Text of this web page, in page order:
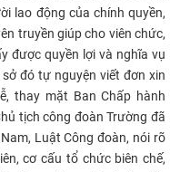
lao động của chính quyền,
truyền giúp cho viên chức,
được quyền lợi và nghĩa vụ
đó tự nguyện viết đơn xin
thay mặt Ban Chấp hành
hủ tịch công đoàn Trường đã
Luật Công đoàn, nói rõ
cơ cấu tổ chức biên chế,